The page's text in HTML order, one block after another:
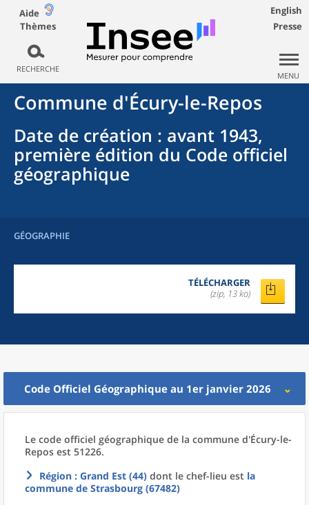
Aide
Thèmes
RECHERCHE
English
Presse
MENU
Commune d'Écury-le-Repos
Date de création : avant 1943,
première édition du Code officiel
géographique
GÉOGRAPHIE
TÉLÉCHARGER
(zip, 13 ko)
Code Officiel Géographique au 1er janvier 2026
Le code officiel géographique de la commune d'Écury-le-
Repos est 51226.
Région : Grand Est (44) dont le chef-lieu est la
commune de Strasbourg (67482)